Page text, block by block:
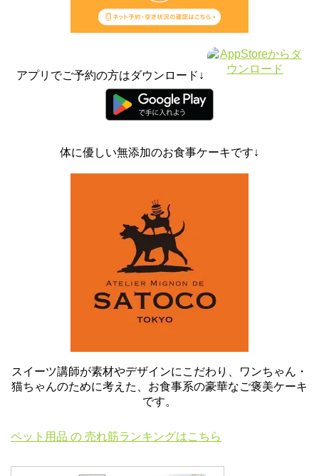
アプリでご予約の方はダウンロード↓
体に優しい無添加のお食事ケーキです↓
スイーツ講師が素材やデザインにこだわり、ワンちゃん・
猫ちゃんのために考えた、お食事系の豪華なご褒美ケーキ
です。
ペット用品 の 売れ筋ランキングはこちら